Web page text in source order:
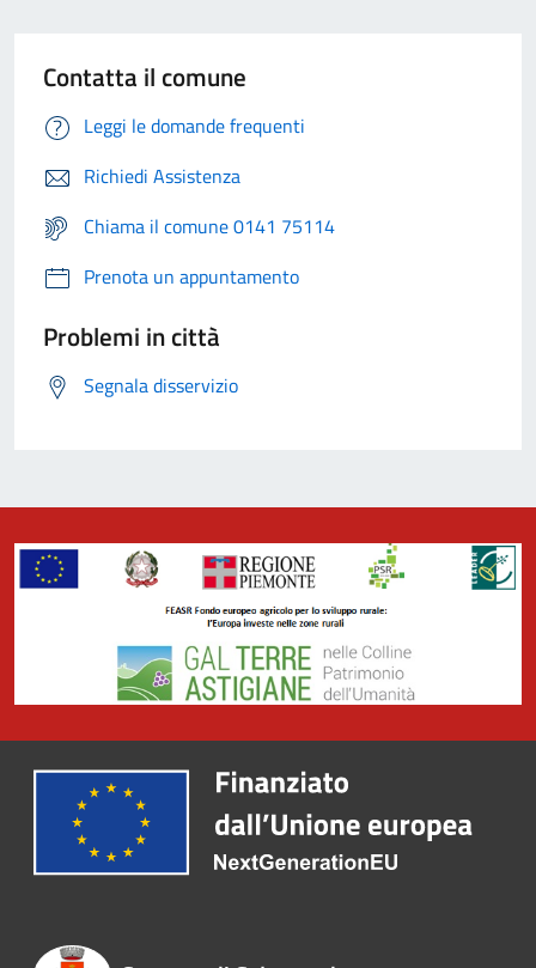
Contatta il comune
Leggi le domande frequenti
Richiedi Assistenza
Chiama il comune 0141 75114
Prenota un appuntamento
Problemi in città
Segnala disservizio